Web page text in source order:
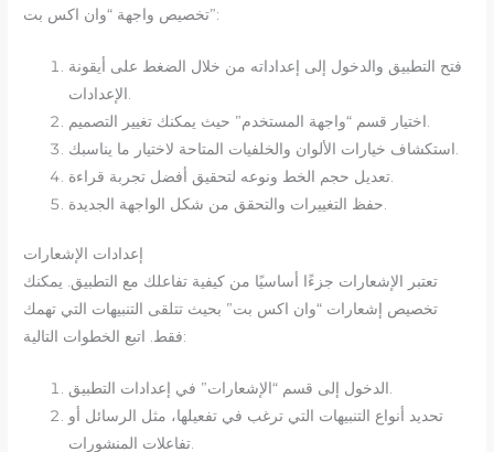
تخصيص واجهة “وان اكس بت”:
فتح التطبيق والدخول إلى إعداداته من خلال الضغط على أيقونة
إعدادات الإشعارات
تعتبر الإشعارات جزءًا أساسيًا من كيفية تفاعلك مع التطبيق. يمكنك
تخصيص إشعارات “وان اكس بت” بحيث تتلقى التنبيهات التي تهمك
فقط. اتبع الخطوات التالية:
الدخول إلى قسم “الإشعارات” في إعدادات التطبيق.
تحديد أنواع التنبيهات التي ترغب في تفعيلها، مثل الرسائل أو
تفاعلات المنشورات.